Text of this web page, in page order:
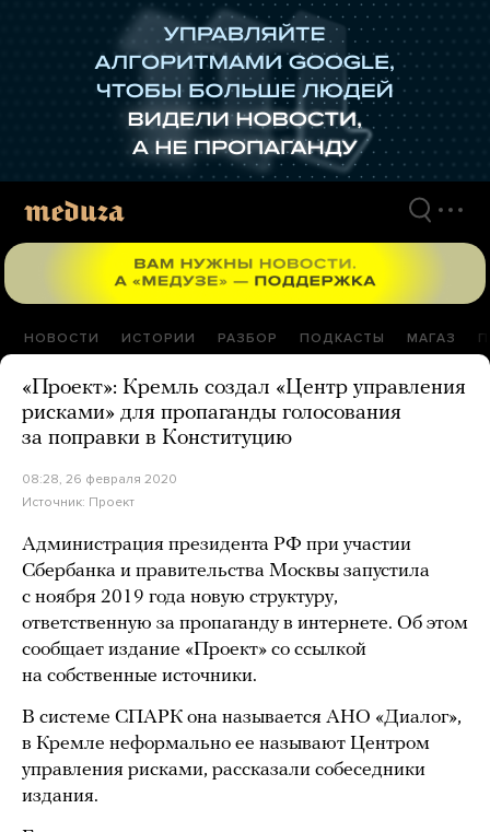
НОВОСТИ ИСТОРИИ РАЗБОР ПОДКАСТЫ МАГАЗ
«Проект»: Кремль создал «Центр управления
рисками» для пропаганды голосования
за поправки в Конституцию
08:28, 26 февраля 2020
Источник: Проект
Администрация президента РФ при участии
Сбербанка и правительства Москвы запустила
с ноября 2019 года новую структуру,
ответственную за пропаганду в интернете. Об этом
сообщает издание «Проект» со ссылкой
на собственные источники.
В системе СПАРК она называется АНО «Диалог»,
в Кремле неформально ее называют Центром
управления рисками, рассказали собеседники
издания.